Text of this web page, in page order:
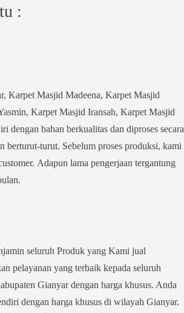
:
Karpet Masjid Madeena, Karpet Masjid
Karpet Masjid Iransah, Karpet Masjid
bahan berkualitas dan diproses secara
berturut-turut. Sebelum proses produksi, kami
Adapun lama pengerjaan tergantung
seluruh Produk yang Kami jual
pelayanan yang terbaik kepada seluruh
Gianyar dengan harga khusus. Anda
dengan harga khusus di wilayah Gianyar.